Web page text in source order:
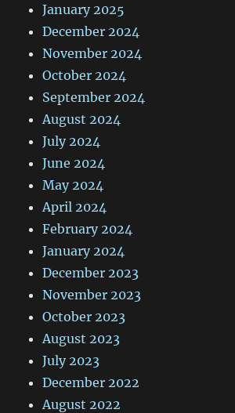
January 2025
December 2024
November 2024
October 2024
September 2024
August 2024
July 2024
June 2024
May 2024
April 2024
February 2024
January 2024
December 2023
November 2023
October 2023
August 2023
July 2023
December 2022
August 2022